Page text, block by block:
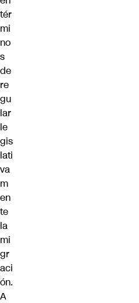
tér
mi
no
s
de
re
gu
lar
le
gis
lati
va
m
en
te
la
mi
gr
aci
ón.
A